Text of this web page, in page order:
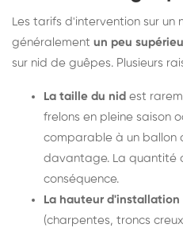
Les tarifs d'intervention sur un
généralement un peu
sur nid de guêpes. Plusieurs
La taille du nid est
frelons en pleine saison
comparable à un ballon
davantage. La quantité
conséquence.
La hauteur d'installation
(charpentes, troncs